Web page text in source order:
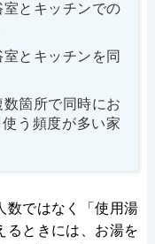
とキッチンでの
とキッチンを同
箇所で同時にお
う頻度が多い家
数ではなく「使用湯
るときには、お湯を